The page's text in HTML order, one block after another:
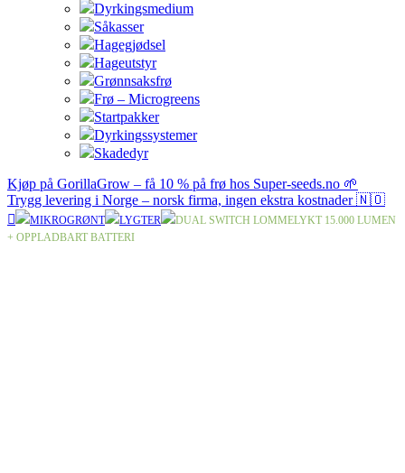
Dyrkingsmedium
Såkasser
Hagegjødsel
Hageutstyr
Grønnsaksfrø
Frø – Microgreens
Startpakker
Dyrkingssystemer
Skadedyr
Kjøp på GorillaGrow – få 10 % på frø hos Super-seeds.no 🌱
Trygg levering i Norge – norsk firma, ingen ekstra kostnader 🇳🇴
MIKROGRØNT LYGTER
DUAL SWITCH LOMMELYKT 15.000 LUMEN
+ OPPLADBART BATTERI